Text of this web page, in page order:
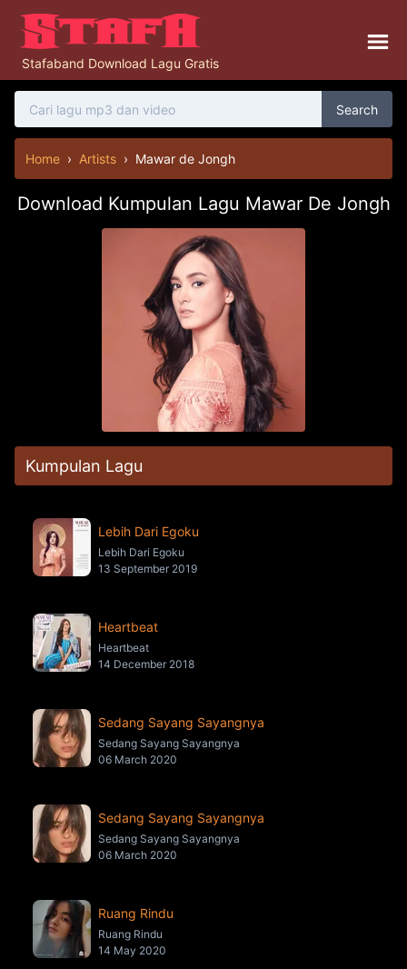
Stafaband Download Lagu Gratis
Search
Home › Artists › Mawar de Jongh
Download Kumpulan Lagu Mawar De Jongh
Kumpulan Lagu
Lebih Dari Egoku
Lebih Dari Egoku
13 September 2019
Heartbeat
Heartbeat
14 December 2018
Sedang Sayang Sayangnya
Sedang Sayang Sayangnya
06 March 2020
Sedang Sayang Sayangnya
Sedang Sayang Sayangnya
06 March 2020
Ruang Rindu
Ruang Rindu
14 May 2020